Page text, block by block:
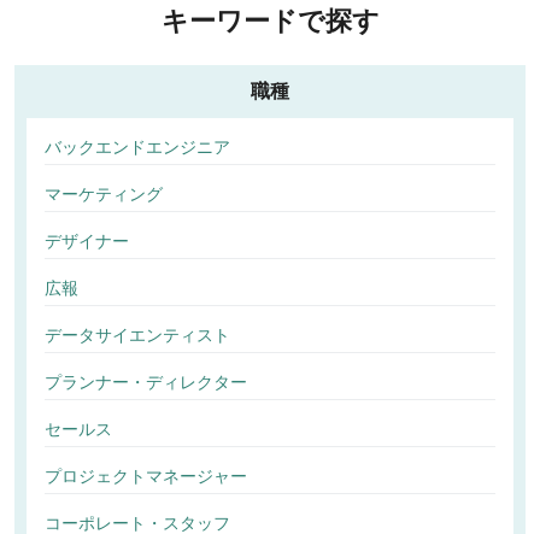
キーワードで探す
職種
バックエンドエンジニア
マーケティング
デザイナー
広報
データサイエンティスト
プランナー・ディレクター
セールス
プロジェクトマネージャー
コーポレート・スタッフ